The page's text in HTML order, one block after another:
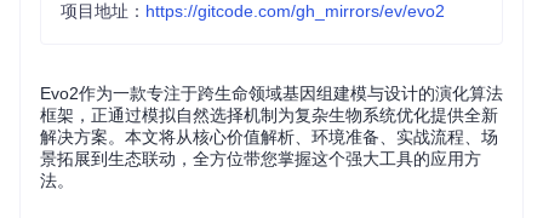
项目地址： https://gitcode.com/gh_mirrors/ev/evo2
Evo2作为一款专注于跨生命领域基因组建模与设计的演化算法
框架，正通过模拟自然选择机制为复杂生物系统优化提供全新
解决方案。本文将从核心价值解析、环境准备、实战流程、场
景拓展到生态联动，全方位带您掌握这个强大工具的应用方
法。